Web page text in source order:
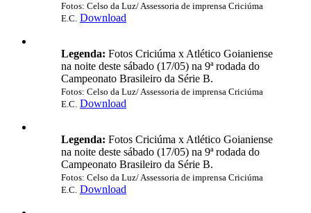
Fotos: Celso da Luz/ Assessoria de imprensa Criciúma
E.C. Download
Legenda: Fotos Criciúma x Atlético Goianiense
na noite deste sábado (17/05) na 9ª rodada do
Campeonato Brasileiro da Série B.
Fotos: Celso da Luz/ Assessoria de imprensa Criciúma
E.C. Download
Legenda: Fotos Criciúma x Atlético Goianiense
na noite deste sábado (17/05) na 9ª rodada do
Campeonato Brasileiro da Série B.
Fotos: Celso da Luz/ Assessoria de imprensa Criciúma
E.C. Download